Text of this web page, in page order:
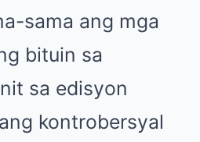
sama ang mga
bituin sa
sa edisyon
kontrobersyal